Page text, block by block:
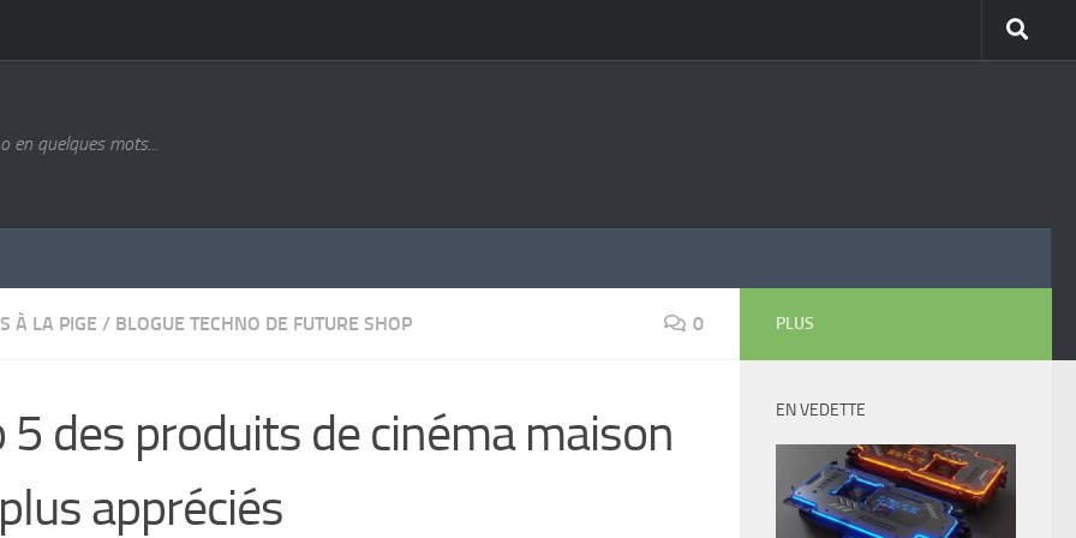
en quelques mots...
À LA PIGE / BLOGUE TECHNO DE FUTURE SHOP 0
5 des produits de cinéma maison
appréciés
PLUS
EN VEDETTE